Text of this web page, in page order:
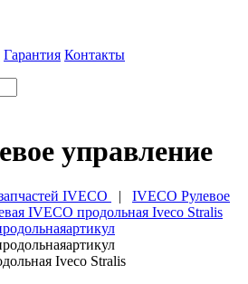
Гарантия Контакты
управление
IVECO | IVECO Рулевое
IVECO продольная Iveco Stralis
Iveco Stralis